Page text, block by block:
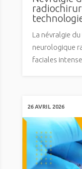
La névralgie
neurologique
faciales
26 AVRIL 2026